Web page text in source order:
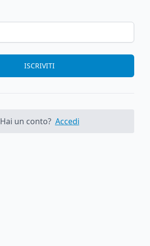
ISCRIVITI
Hai un conto? Accedi